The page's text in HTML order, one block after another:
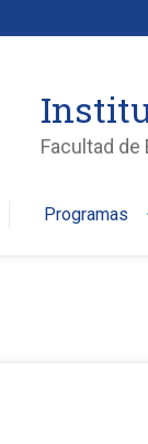
Facultad de
Programas